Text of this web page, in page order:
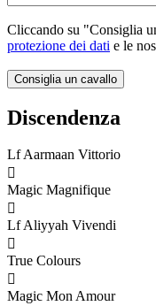
Cliccando su "Consiglia
protezione dei dati e le
Discendenza
Lf Aarmaan Vittorio

Magic Magnifique

Lf Aliyyah Vivendi

True Colours

Magic Mon Amour